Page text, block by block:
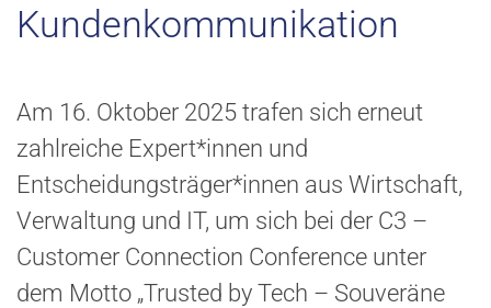
Kundenkommunikation
Am 16. Oktober 2025 trafen sich erneut
zahlreiche Expert*innen und
Entscheidungsträger*innen aus Wirtschaft,
Verwaltung und IT, um sich bei der C3 –
Customer Connection Conference unter
dem Motto „Trusted by Tech – Souveräne